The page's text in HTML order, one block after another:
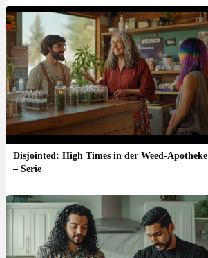
Disjointed: High Times in der Weed-Apotheke
– Serie